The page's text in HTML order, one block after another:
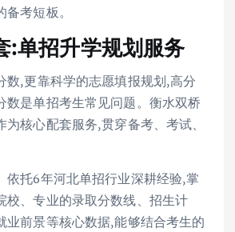
考短板。
:单招升学规划服务
数,更靠科学的志愿填报规划,高分
数是单招考生常见问题。衡水双桥
核心配套服务,贯穿备考、考试、
依托6年河北单招行业深耕经验,掌
校、专业的录取分数线、招生计
业前景等核心数据,能够结合考生的